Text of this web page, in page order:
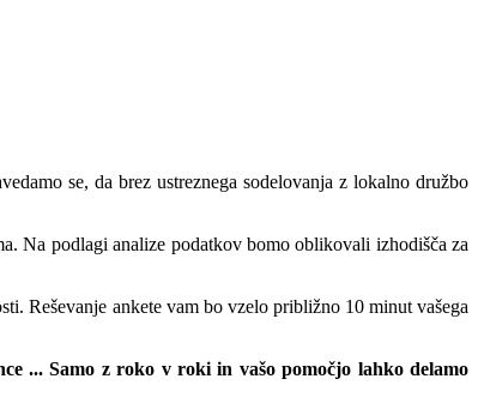
se, da brez ustreznega sodelovanja z lokalno družbo
Na podlagi analize podatkov bomo oblikovali izhodišča za
Reševanje ankete vam bo vzelo približno 10 minut vašega
... Samo z roko v roki in vašo pomočjo lahko delamo